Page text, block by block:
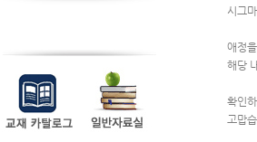
시그
애정
해당
확인
고맙